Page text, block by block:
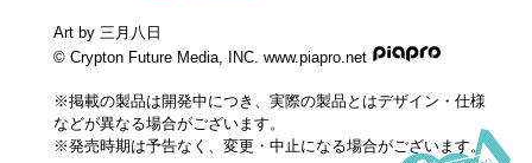
Art by 三月八日
© Crypton Future Media, INC. www.piapro.net
※掲載の製品は開発中につき、実際の製品とはデザイン・仕様
などが異なる場合がございます。
※発売時期は予告なく、変更・中止になる場合がございます。